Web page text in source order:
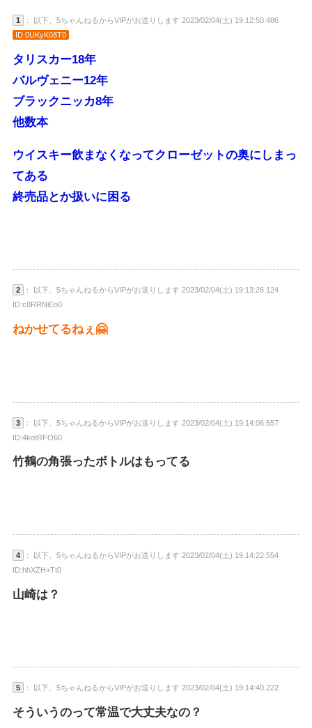
1
： 以下、5ちゃんねるからVIPがお送りします 2023/02/04(土) 19:12:50.486
ID:0UKyK08T0
タリスカー18年
バルヴェニー12年
ブラックニッカ8年
他数本
ウイスキー飲まなくなってクローゼットの奥にしまっ
てある
終売品とか扱いに困る
2
： 以下、5ちゃんねるからVIPがお送りします 2023/02/04(土) 19:13:26.124
ID:c8RRNiEo0
ねかせてるねぇ🤗
3
： 以下、5ちゃんねるからVIPがお送りします 2023/02/04(土) 19:14:06.557
ID:4kotRFO60
竹鶴の角張ったボトルはもってる
4
： 以下、5ちゃんねるからVIPがお送りします 2023/02/04(土) 19:14:22.554
ID:hhXZH+Tt0
山崎は？
5 ： 以下、5ちゃんねるからVIPがお送りします 2023/02/04(土) 19:14:40.222
そういうのって常温で大丈夫なの？